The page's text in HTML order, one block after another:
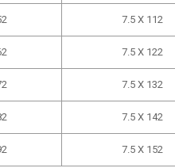
7.5 X 112
7.5 X 122
7.5 X 132
7.5 X 142
7.5 X 152